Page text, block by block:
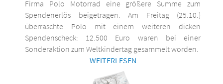
Firma Polo Motorrad eine größere Summe zum
Spendenerlös beigetragen. Am Freitag (25.10.)
überraschte Polo mit einem weiteren dicken
Spendenscheck: 12.500 Euro waren bei einer
Sonderaktion zum Weltkindertag gesammelt worden.
WEITERLESEN